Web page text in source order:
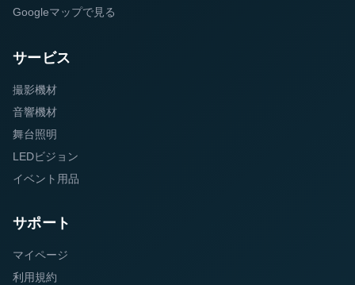
Googleマップで見る
サービス
撮影機材
音響機材
舞台照明
LEDビジョン
イベント用品
サポート
マイページ
利用規約